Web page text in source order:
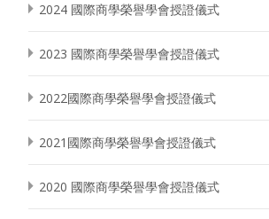
2024 國際商學榮譽學會授證儀式
2023 國際商學榮譽學會授證儀式
2022國際商學榮譽學會授證儀式
2021國際商學榮譽學會授證儀式
2020 國際商學榮譽學會授證儀式